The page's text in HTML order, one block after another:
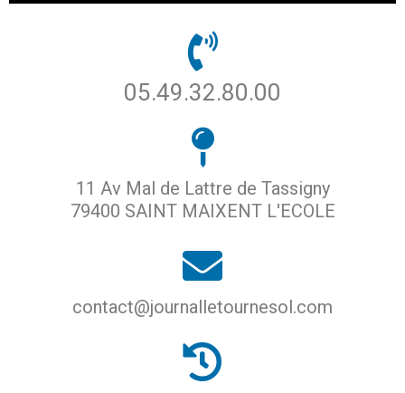
05.49.32.80.00
11 Av Mal de Lattre de Tassigny
79400 SAINT MAIXENT L'ECOLE
contact@journalletournesol.com